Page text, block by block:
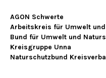
AGON Schwerte
Arbeitskreis für Umwelt und
Bund für Umwelt und
Kreisgruppe Unna
Naturschutzbund